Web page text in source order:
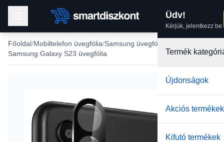
Üdv!
Kérjük, jelentkezz be.
Termék
Újdonságok
Akciós termékek
Kifutó termékek
Főoldal Mobiltelefon üvegfólia Samsung üvegfólia
Samsung Galaxy S23 üvegfólia